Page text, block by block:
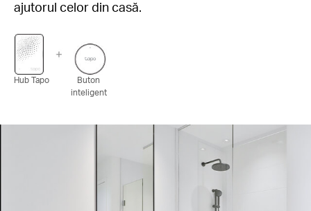
ajutorul celor din casă.
Hub Tapo
Buton
inteligent